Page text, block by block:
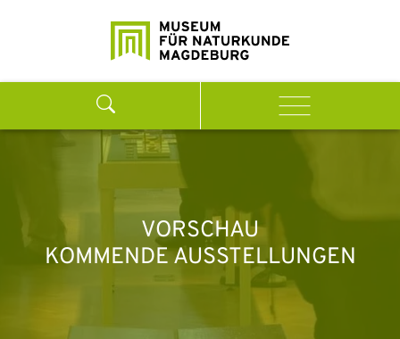
Menu
VORSCHAU
KOMMENDE AUSSTELLUNGEN